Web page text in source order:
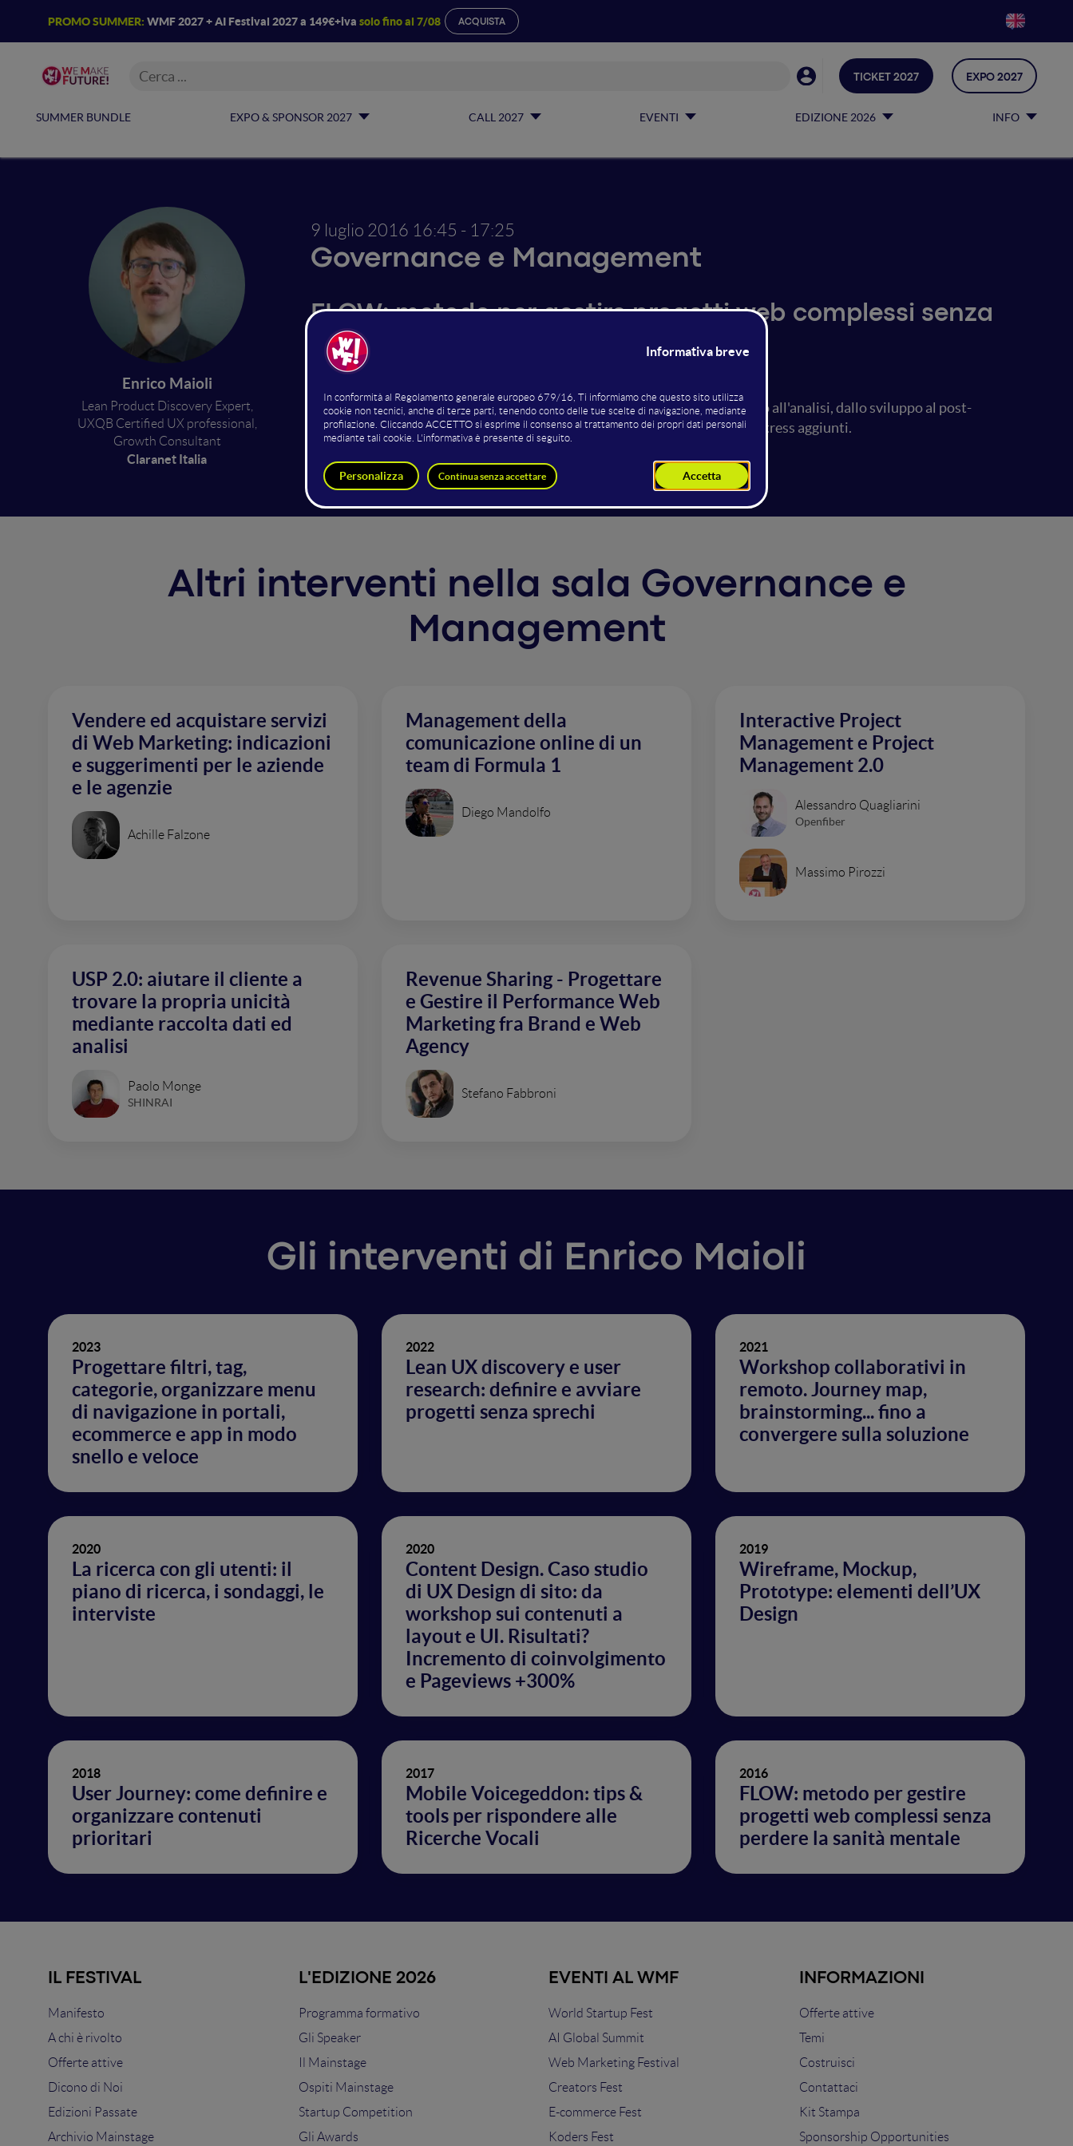
PROMO SUMMER: WMF 2027 + AI Festival 2027 a 149€+iva solo fino al 7/08 ACQUISTA
SUMMER BUNDLE EXPO & SPONSOR 2027 CALL 2027 EVENTI EDIZIONE 2026 INFO
TICKET 2027 EXPO 2027
Enrico Maioli
Lean Product Discovery Expert,
UXQB Certified UX professional,
Growth Consultant
Claranet Italia
9 luglio 2016 16:45 - 17:25
Governance e Management
FLOW: metodo per gestire progetti web complessi senza
perdere la sanità mentale
Schema pratico e strumenti per (web) project management. Dal preventivo all'analisi, dallo sviluppo al post-
pubblicazione. FLOW è il metodo per gestire progetti web - non contiene stress aggiunti.
Altri interventi nella sala Governance e
Management
Vendere ed acquistare servizi
di Web Marketing: indicazioni
e suggerimenti per le aziende
e le agenzie
Achille Falzone
Management della
comunicazione online di un
team di Formula 1
Diego Mandolfo
Interactive Project
Management e Project
Management 2.0
Alessandro Quagliarini
Openfiber
Massimo Pirozzi
USP 2.0: aiutare il cliente a
trovare la propria unicità
mediante raccolta dati ed
analisi
Paolo Monge
SHINRAI
Revenue Sharing - Progettare
e Gestire il Performance Web
Marketing fra Brand e Web
Agency
Stefano Fabbroni
Gli interventi di Enrico Maioli
2023
Progettare filtri, tag,
categorie, organizzare menu
di navigazione in portali,
ecommerce e app in modo
snello e veloce
2022
Lean UX discovery e user
research: definire e avviare
progetti senza sprechi
2021
Workshop collaborativi in
remoto. Journey map,
brainstorming... fino a
convergere sulla soluzione
2020
La ricerca con gli utenti: il
piano di ricerca, i sondaggi, le
interviste
2020
Content Design. Caso studio
di UX Design di sito: da
workshop sui contenuti a
layout e UI. Risultati?
Incremento di coinvolgimento
e Pageviews +300%
2019
Wireframe, Mockup,
Prototype: elementi dell’UX
Design
2018
User Journey: come definire e
organizzare contenuti
prioritari
2017
Mobile Voicegeddon: tips &
tools per rispondere alle
Ricerche Vocali
2016
FLOW: metodo per gestire
progetti web complessi senza
perdere la sanità mentale
IL FESTIVAL
Manifesto
A chi è rivolto
Offerte attive
Dicono di Noi
Edizioni Passate
Archivio Mainstage
L'EDIZIONE 2026
Programma formativo
Gli Speaker
Il Mainstage
Ospiti Mainstage
Startup Competition
Gli Awards
EVENTI AL WMF
World Startup Fest
AI Global Summit
Web Marketing Festival
Creators Fest
E-commerce Fest
Koders Fest
INFORMAZIONI
Offerte attive
Temi
Costruisci
Contattaci
Kit Stampa
Sponsorship Opportunities